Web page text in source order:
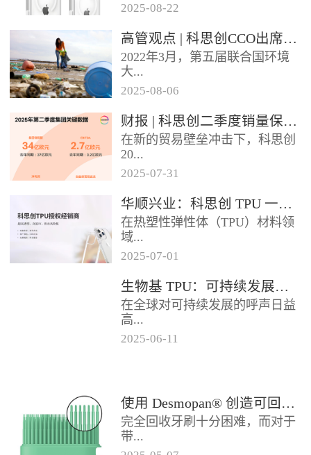
各类促销节点临近，手机护套行
业迎来传统销售旺季，市场对高
品质、高性能产品的需求持续走
高。华...
2025-08-22
高管观点 | 科思创CCO出席全球塑料公约大会
2022年3月，第五届联合国环境
大...
会决定成立政府间谈判委员会
（INC），计划通过5次会议在
2024年底前制定一项关于塑料...
2025-08-06
财报 | 科思创二季度销量保持稳定，但动荡环境拖累业绩
在新的贸易壁垒冲击下，科思创
20...
25年第二季度业绩在充满挑战的
经济环境中公布。美国进口关税
的意外上调，对部分重点客户行
业...
2025-07-31
华顺兴业：科思创 TPU 一级代理商，优质 TPU 材料供应专家
在热塑性弹性体（TPU）材料领
域...
，华顺兴业凭借专业实力与行业
积淀，成为科思创 TPU 授权经销
商，为市场提供高品质的TP...
2025-07-01
生物基 TPU：可持续发展的材料新贵
在全球对可持续发展的呼声日益
高...
TP...
2025-06-11
使用 Desmopan® 创造可回收的热塑性聚氨酯牙刷头
完全回收牙刷十分困难，而对于
带...